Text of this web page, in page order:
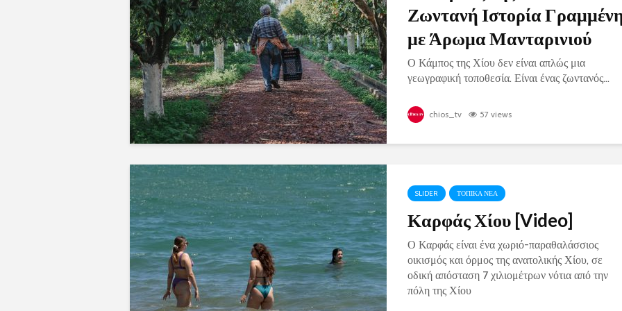
Ζωντανή Ιστορία
με Άρωμα Μανταρινιού
Ο Κάμπος της Χίου δεν είναι απλώς μια
γεωγραφική τοποθεσία. Είναι ένας ζωντανός...
chios_tv 57 views
SLIDER ΤΟΠΙΚΑ ΝΕΑ
Καρφάς Χίου [Video]
Ο Καρφάς είναι ένα χωριό-παραθαλάσσιος
οικισμός και όρμος της ανατολικής Χίου, σε
οδική απόσταση 7 χιλιομέτρων νότια από την
πόλη της Χίου